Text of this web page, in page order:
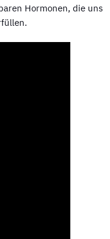
Hormonen, die uns